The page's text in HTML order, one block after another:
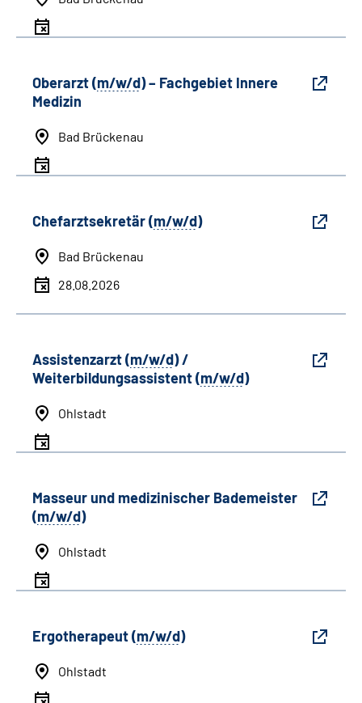
Oberarzt (m/w/d) – Fachgebiet Innere
Medizin
Bad Brückenau
Chefarztsekretär (m/w/d)
Bad Brückenau
28.08.2026
Assistenzarzt (m/w/d) /
Weiterbildungsassistent (m/w/d)
Ohlstadt
Masseur und medizinischer Bademeister
(m/w/d)
Ohlstadt
Ergotherapeut (m/w/d)
Ohlstadt